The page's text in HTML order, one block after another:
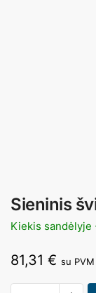
Sieninis
Kiekis sandėlyje
81,31 € su PVM